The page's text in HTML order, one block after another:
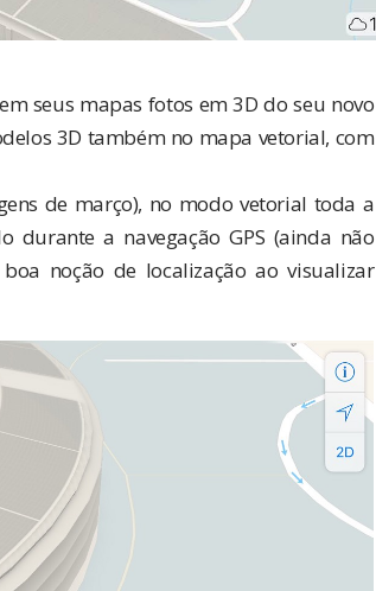
seus mapas fotos em 3D do seu novo
3D também no mapa vetorial, com
de março), no modo vetorial toda a
durante a navegação GPS (ainda não
noção de localização ao visualizar